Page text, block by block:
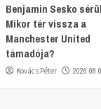
Benjamin Sesko
Mikor tér vissza a
Manchester United
támadója?
Kovács Péter